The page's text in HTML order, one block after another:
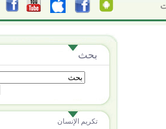
بحث
تكريم الإنسان